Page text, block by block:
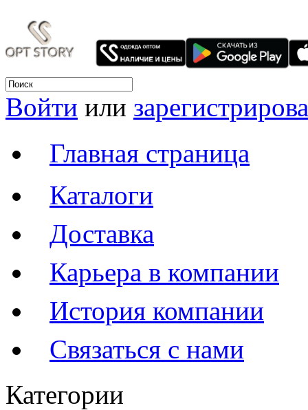
Войти или
Главная страница
Каталоги
Доставка
Карьера в компании
История компании
Связаться с нами
Категории